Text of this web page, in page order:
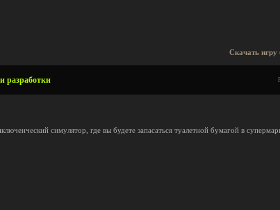
Скачать
разработки
симулятор, где вы будете запасаться туалетной бумагой в